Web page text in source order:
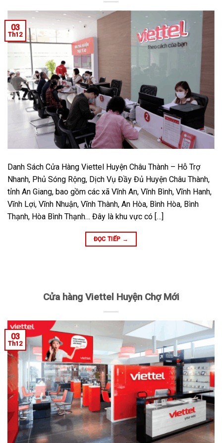
03
Th12
Danh Sách Cửa Hàng Viettel Huyện Châu Thành – Hỗ Trợ
Nhanh, Phủ Sóng Rộng, Dịch Vụ Đầy Đủ Huyện Châu Thành,
tỉnh An Giang, bao gồm các xã Vĩnh An, Vĩnh Bình, Vĩnh Hanh,
Vĩnh Lợi, Vĩnh Nhuận, Vĩnh Thành, An Hòa, Bình Hòa, Bình
Thạnh, Hòa Bình Thạnh… Đây là khu vực có […]
ĐỌC TIẾP →
Cửa hàng Viettel Huyện Chợ Mới
03
Th12